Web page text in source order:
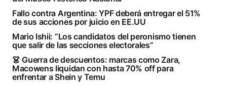
Fallo contra Argentina: YPF deberá entregar el 51%
de sus acciones por juicio en EE.UU
Mario Ishii: “Los candidatos del peronismo tienen
que salir de las secciones electorales”
👗 Guerra de descuentos: marcas como Zara,
Macowens liquidan con hasta 70% off para
enfrentar a Shein y Temu